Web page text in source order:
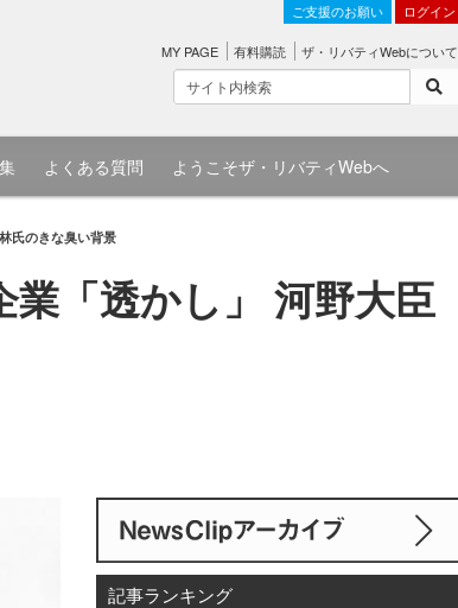
ご支援のお願い ログイン
MY PAGE 有料購読 ザ・リバティWebについて
よくある質問 ようこそザ・リバティWebへ
氏のきな臭い背景
「透かし」 河野大臣
記事ランキング